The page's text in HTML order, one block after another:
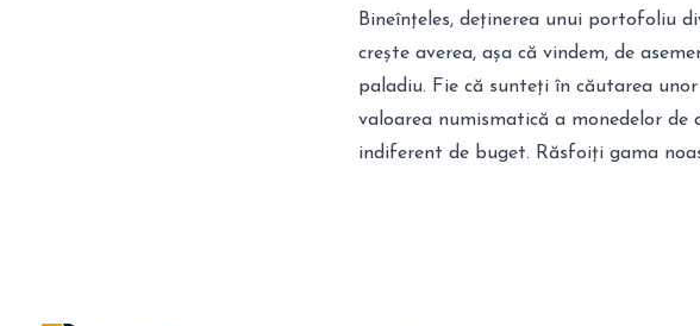
Bineînțeles, deținerea unui portofoliu
crește averea, așa că vindem, de
paladiu. Fie că sunteți în căutarea
valoarea numismatică a monedelor
indiferent de buget. Răsfoiți gama